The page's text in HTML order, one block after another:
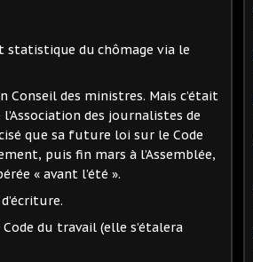
du chômage via le
Conseil des ministres. Mais c’était
des journalistes de
que sa future loi sur le Code
puis fin mars à l’Assemblée,
« avant l’été ».
du travail (elle s’étalera